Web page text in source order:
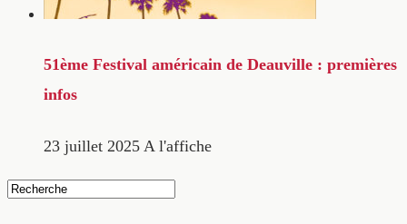
51ème Festival américain de Deauville : premières
infos
23 juillet 2025 A l'affiche